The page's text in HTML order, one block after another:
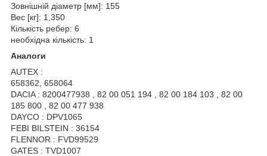
Зовнішній діаметр [мм]: 155
Вес [кг]: 1,350
Кількість ребер: 6
необхідна кількість: 1
Аналоги
AUTEX :
658362, 658064
DACIA : 8200477938 , 82 00 051 194 , 82 00 184 103 , 82 00
185 800 , 82 00 477 938
DAYCO : DPV1065
FEBI BILSTEIN : 36154
FLENNOR : FVD99529
GATES : TVD1007